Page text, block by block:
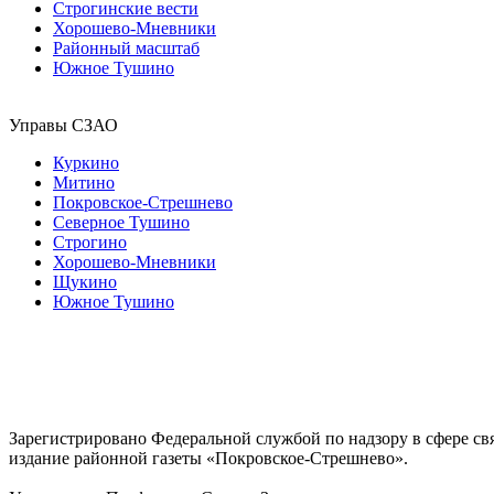
Строгинские вести
Хорошево-Мневники
Районный масштаб
Южное Тушино
Управы СЗАО
Куркино
Митино
Покровское-Стрешнево
Северное Тушино
Строгино
Хорошево-Мневники
Щукино
Южное Тушино
Зарегистрировано Федеральной службой по надзору в
издание районной газеты «Покровское-Стрешнево».